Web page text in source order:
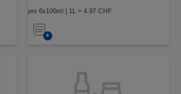
pro 6x100ml | 1L = 4.97 CHF
Auf
Merkliste